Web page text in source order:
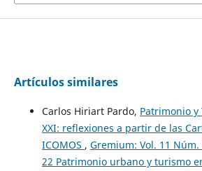
Artículos similares
Carlos Hiriart Pardo, Patrimonio
XXI: reflexiones a partir de las
ICOMOS , Gremium: Vol. 11
22 Patrimonio urbano y turismo